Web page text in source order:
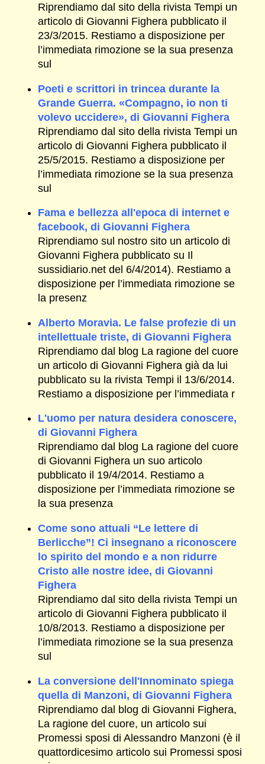
Riprendiamo dal sito della rivista Tempi un
articolo di Giovanni Fighera pubblicato il
23/3/2015. Restiamo a disposizione per
l’immediata rimozione se la sua presenza
sul
Poeti e scrittori in trincea durante la
Grande Guerra. «Compagno, io non ti
volevo uccidere», di Giovanni Fighera
Riprendiamo dal sito della rivista Tempi un
articolo di Giovanni Fighera pubblicato il
25/5/2015. Restiamo a disposizione per
l’immediata rimozione se la sua presenza
sul
Fama e bellezza all'epoca di internet e
facebook, di Giovanni Fighera
Riprendiamo sul nostro sito un articolo di
Giovanni Fighera pubblicato su Il
sussidiario.net del 6/4/2014). Restiamo a
disposizione per l’immediata rimozione se
la presenz
Alberto Moravia. Le false profezie di un
intellettuale triste, di Giovanni Fighera
Riprendiamo dal blog La ragione del cuore
un articolo di Giovanni Fighera già da lui
pubblicato su la rivista Tempi il 13/6/2014.
Restiamo a disposizione per l’immediata r
L'uomo per natura desidera conoscere,
di Giovanni Fighera
Riprendiamo dal blog La ragione del cuore
di Giovanni Fighera un suo articolo
pubblicato il 19/4/2014. Restiamo a
disposizione per l’immediata rimozione se
la sua presenza
Come sono attuali “Le lettere di
Berlicche”! Ci insegnano a riconoscere
lo spirito del mondo e a non ridurre
Cristo alle nostre idee, di Giovanni
Fighera
Riprendiamo dal sito della rivista Tempi un
articolo di Giovanni Fighera pubblicato il
10/8/2013. Restiamo a disposizione per
l’immediata rimozione se la sua presenza
sul
La conversione dell'Innominato spiega
quella di Manzoni, di Giovanni Fighera
Riprendiamo dal blog di Giovanni Fighera,
La ragione del cuore, un articolo sui
Promessi sposi di Alessandro Manzoni (è il
quattordicesimo articolo sui Promessi sposi